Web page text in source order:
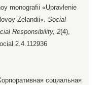
monografii «Upravlenie
Zelandii». Social
Responsibility, 2(4),
социальная